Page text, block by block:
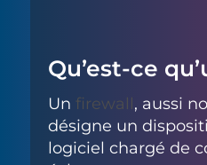
Qu’est-ce
Un firewall , aussi
désigne un
logiciel chargé de